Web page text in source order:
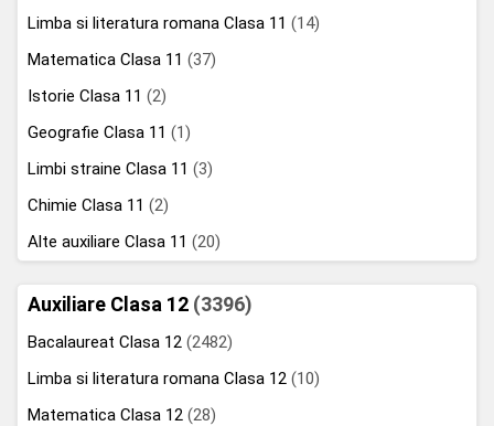
Limba si literatura romana Clasa 11 (14)
Matematica Clasa 11 (37)
Istorie Clasa 11 (2)
Geografie Clasa 11 (1)
Limbi straine Clasa 11 (3)
Chimie Clasa 11 (2)
Alte auxiliare Clasa 11 (20)
Auxiliare Clasa 12 (3396)
Bacalaureat Clasa 12 (2482)
Limba si literatura romana Clasa 12 (10)
Matematica Clasa 12 (28)